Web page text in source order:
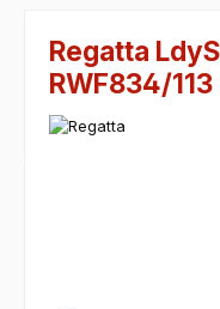
Regatta
RWF834/113